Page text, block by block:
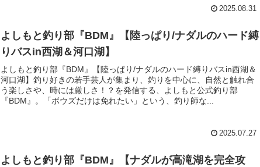
2025.08.31
よしもと釣り部『BDM』【陸っぱり/ナダルのハード縛
りバスin西湖＆河口湖】
よしもと釣り部『BDM』【陸っぱり/ナダルのハード縛りバスin西湖＆
河口湖】釣り好きの若手芸人が集まり、釣りを中心に、自然と触れ合
う楽しさや、時には厳しさ！？を発信する、よしもと公式釣り部
『BDM』。「ボウズだけは免れたい」という、釣り師な...
2025.07.27
よしもと釣り部『BDM』【ナダルが高滝湖を完全攻